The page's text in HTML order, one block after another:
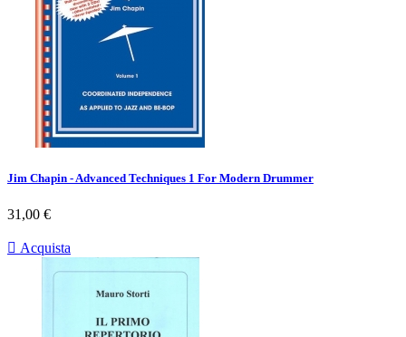
Jim Chapin - Advanced Techniques 1 For Modern Drummer
Prezzo
31,00 €
 Acquista